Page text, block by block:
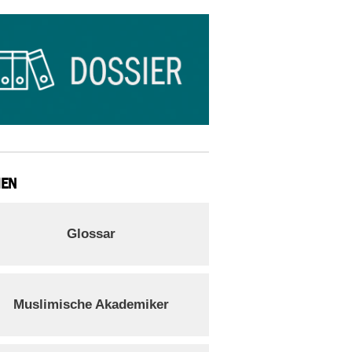
Glossar
Muslimische Akademiker